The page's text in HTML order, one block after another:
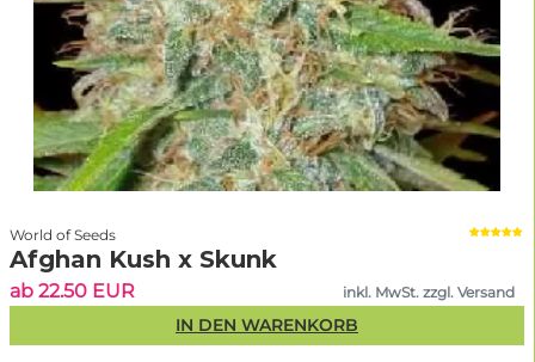
Mein Rat:Wenn du maximale Potenz suchst, greife zu unseren
US-Genetiken wieGorilla Glue #4oderLemon Cherry
Gelato. Wenn du aberdraußen im Garten growst, empfehle
ich dir Sorten, die auf Schimmelresistenz selektiert wurden und
bis Mitte Oktober erntereif sind. Wir haben für beide Welten die
besten Genetiken in unserem Katalog."
World of Seeds
Afghan Kush x Skunk
ab 22.50 EUR inkl. MwSt. zzgl. Versand
IN DEN WARENKORB